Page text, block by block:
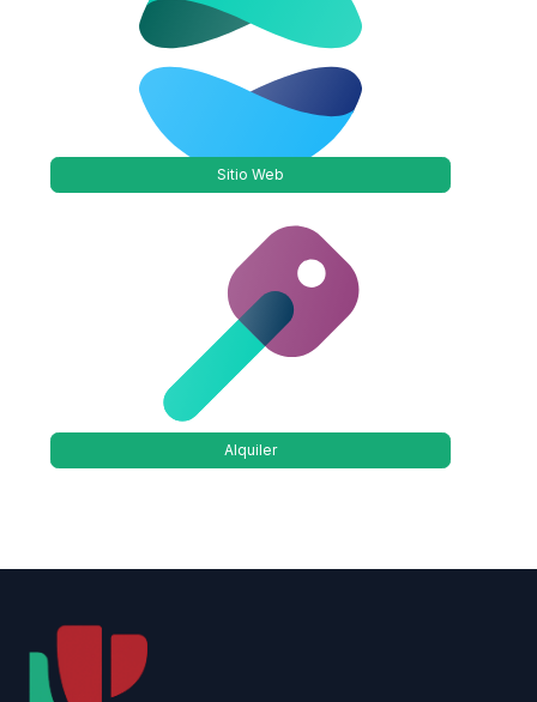
Sitio Web
Alquiler